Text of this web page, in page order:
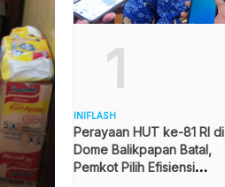
1
INIFLASH
Perayaan HUT ke-81 RI di
Dome Balikpapan Batal,
Pemkot Pilih Efisiensi